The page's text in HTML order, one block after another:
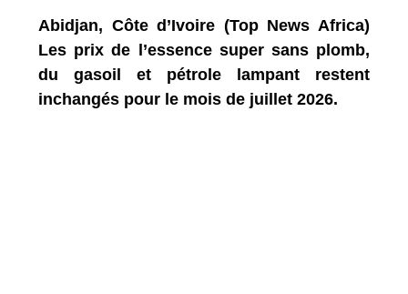
Abidjan, Côte d’Ivoire (Top News Africa)
Les prix de l’essence super sans plomb,
du gasoil et pétrole lampant restent
inchangés pour le mois de juillet 2026.